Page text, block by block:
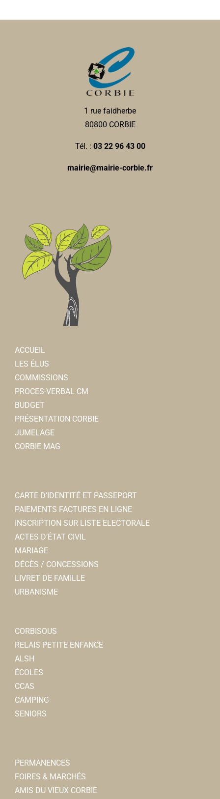
1 rue faidherbe
80800 CORBIE
Tél. : 03 22 96 43 00
mairie@mairie-corbie.fr
ACCUEIL
LES ÉLUS
COMMISSIONS
PROCES-VERBAL CM
BUDGET
PRÉSENTATION CORBIE
JUMELAGE
CORBIE MAG
CARTE D’IDENTITÉ ET PASSEPORT
PAIEMENTS FACTURES EN LIGNE
INSCRIPTION SUR LISTE ELECTORALE
ACTES D’ÉTAT CIVIL
MARIAGE
DÉCÈS / CONCESSIONS
LIVRET DE FAMILLE
URBANISME
CORBISOUS
RELAIS PETITE ENFANCE
ALSH
ÉCOLES
CCAS
CAMPING
SENIORS
PERMANENCES
FOIRES & MARCHÉS
AMIS DU VIEUX CORBIE